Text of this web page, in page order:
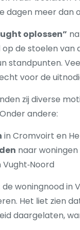
dagen meer dan
oplossen”
de stoelen
standpunten.
voor de
zij diverse
andere:
in Cromvoirt en
naar woningen
Vught‑Noord
woningnood in
Het liet zien
daargelaten,